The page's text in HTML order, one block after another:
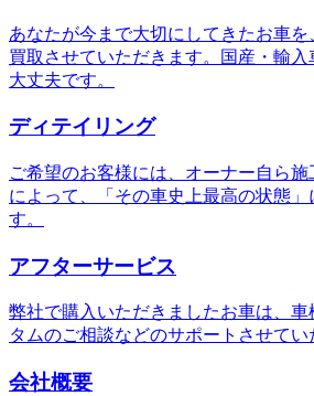
あなたが今まで大切にしてきたお車
買取させていただきます。国産・輸
大丈夫です。
ディテイリング
ご希望のお客様には、オーナー自ら
によって、「その車史上最高の状態」
す。
アフターサービス
弊社で購入いただきましたお車は、
タムのご相談などのサポートさせてい
会社概要